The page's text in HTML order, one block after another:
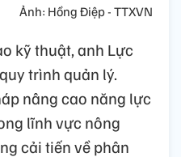
Ảnh: Hồng Điệp - TTXVN
kỹ thuật, anh Lực
trình quản lý.
nâng cao năng lực
lĩnh vực nông
cải tiến về phân